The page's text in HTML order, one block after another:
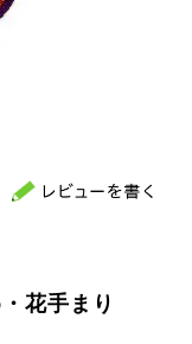
花手まり